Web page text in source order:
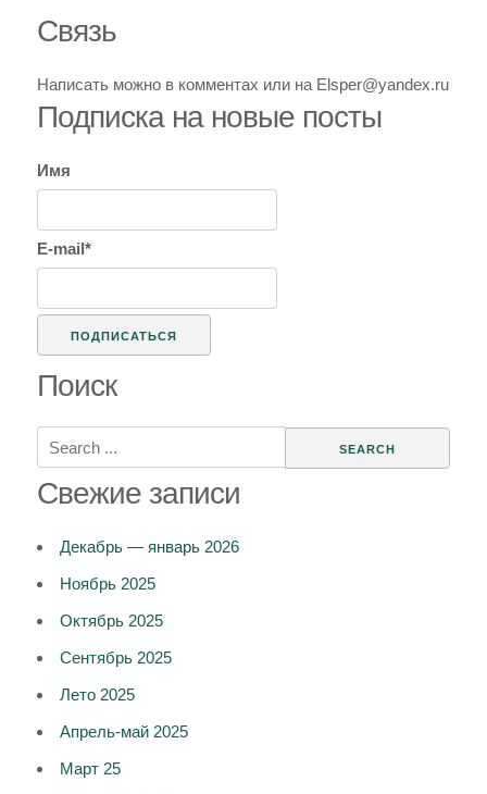
Связь
Написать можно в комментах или на Elsper@yandex.ru
Подписка на новые посты
Имя
E-mail*
Поиск
Search
for:
Свежие записи
Декабрь — январь 2026
Ноябрь 2025
Октябрь 2025
Сентябрь 2025
Лето 2025
Апрель-май 2025
Март 25